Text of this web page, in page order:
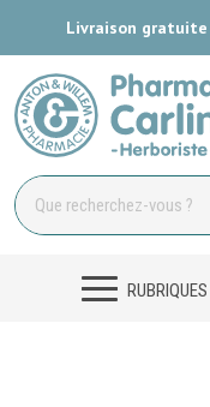
Livraison gratuite
RUBRIQUES